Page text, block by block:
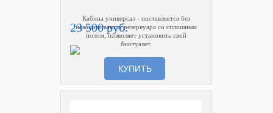
Кабина универсал - поставляется без
накопительного резервуара со сплошным
полом, позволяет установить свой
биотуалет.
23 500 руб.
КУПИТЬ